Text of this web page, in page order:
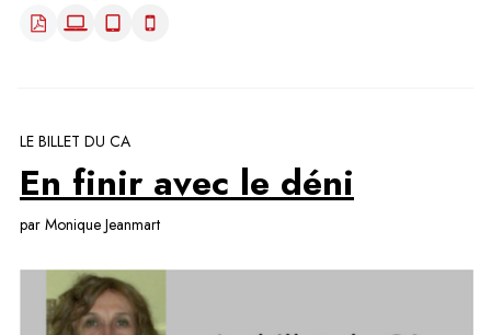
LE BILLET DU CA
En finir avec le déni
par Monique Jeanmart